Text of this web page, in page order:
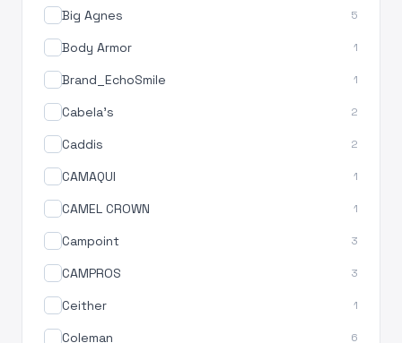
Big Agnes 5
Body Armor 1
Brand_EchoSmile 1
Cabela's 2
Caddis 2
CAMAQUI 1
CAMEL CROWN 1
Campoint 3
CAMPROS 3
Ceither 1
Coleman 6